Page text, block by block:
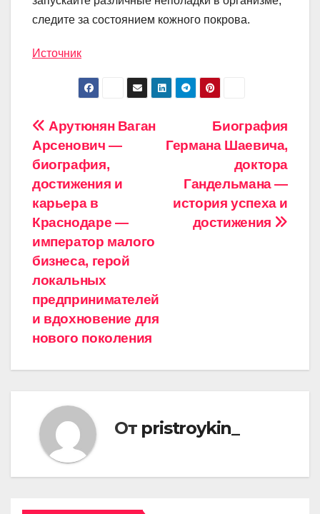
следите за состоянием кожного покрова.
Источник
Навигация
по
записям
Биография
Германа Шаевича,
доктора
Гандельмана —
история успеха и
достижения
Арутюнян Ваган
Арсенович —
биография,
достижения и
карьера в
Краснодаре —
император малого
бизнеса, герой
локальных
предпринимателей
и вдохновение для
нового поколения
От pristroykin_